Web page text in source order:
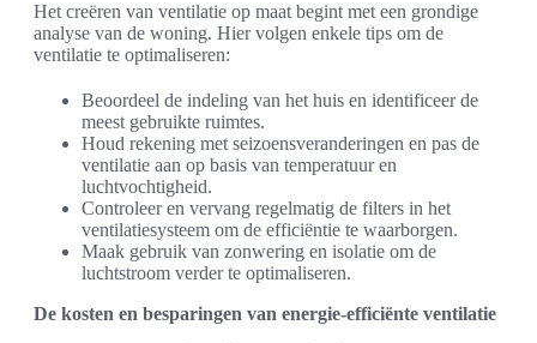
Het creëren van ventilatie op maat begint met een grondige
analyse van de woning. Hier volgen enkele tips om de
ventilatie te optimaliseren:
Beoordeel de indeling van het huis en identificeer de
meest gebruikte ruimtes.
Houd rekening met seizoensveranderingen en pas de
ventilatie aan op basis van temperatuur en
luchtvochtigheid.
Controleer en vervang regelmatig de filters in het
ventilatiesysteem om de efficiëntie te waarborgen.
Maak gebruik van zonwering en isolatie om de
luchtstroom verder te optimaliseren.
De kosten en besparingen van energie-efficiënte ventilatie